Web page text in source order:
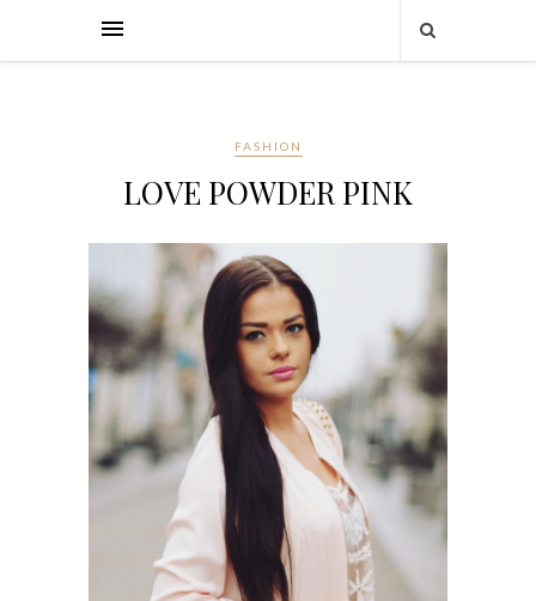
FASHION
LOVE POWDER PINK